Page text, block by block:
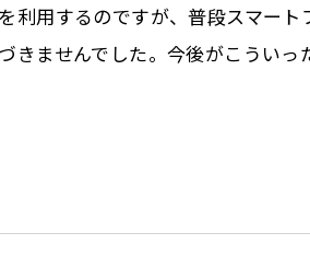
利用するのですが、普段スマート
きませんでした。今後がこうい